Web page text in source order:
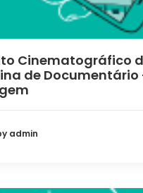
Cinematográfico
de Documentário
admin